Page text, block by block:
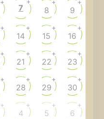
+
7 8
+
9
+
+
14
+
15
+
16
+
+
21
+
22
+
23
+
+
28
+
29
+
30
+
+
4
+
5
+
6
+